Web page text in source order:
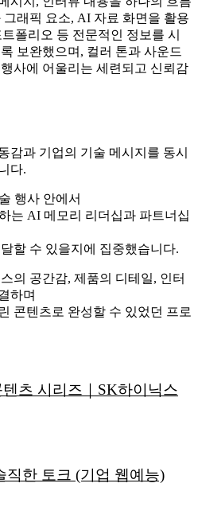
래픽 요소, AI 자료 화면을 활용
폴리오 등 전문적인 정보를 시
보완했으며, 컬러 톤과 사운드
사에 어울리는 세련되고 신뢰감
감과 기업의 기술 메시지를 동시
다.
행사 안에서
는 AI 메모리 리더십과 파트너십
할 수 있을지에 집중했습니다.
의 공간감, 제품의 디테일, 인터
하며
콘텐츠로 완성할 수 있었던 프로
츠 시리즈｜SK하이닉스
직한 토크 (기업 웹예능)